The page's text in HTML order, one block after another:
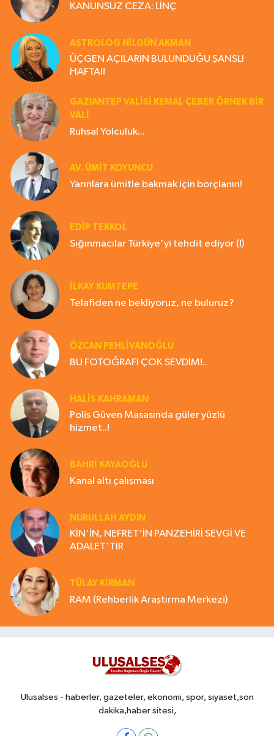
KANUNSUZ CEZA: LİNÇ
ASTROLOG NILGÜN AKMAN
ÜÇGEN AÇILARIN BULUNDUĞU ŞANSLI
HAFTA!!
GAZIANTEP VALISI KEMAL ÇEBER ÖRNEK BİR
VALİ
Ruhsal Yolculuk...
AV. ÜMIT KOYUNCU
Yarınlara ümitle bakmak için borçlanın!
EDIP TEKKOL
Sığınmacılar Türkiye'yi tehdit ediyor (!)
İLKAY KUMTEPE
Telafiden ne bekliyoruz, ne buluruz?
ÖZCAN PEHLİVANOĞLU
BU FOTOĞRAFI ÇOK SEVDİM!..
HALIS KAHRAMAN
Polis Güven Masasında güler yüzlü
hizmet..!
BAHRI KAYAOĞLU
Kanal altı çalışması
NURULLAH AYDIN
KİN'İN, NEFRET'İN PANZEHİRİ SEVGİ VE
ADALET'TİR
TÜLAY KİRMAN
RAM (Rehberlik Araştırma Merkezi)
Ulusalses - haberler, gazeteler, ekonomi, spor, siyaset,son
dakika,haber sitesi,